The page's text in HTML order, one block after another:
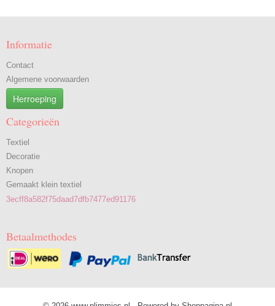
Informatie
Contact
Algemene voorwaarden
Herroeping
Categorieën
Textiel
Decoratie
Knopen
Gemaakt klein textiel
3ecff8a582f75daad7dfb7477ed91176
Betaalmethodes